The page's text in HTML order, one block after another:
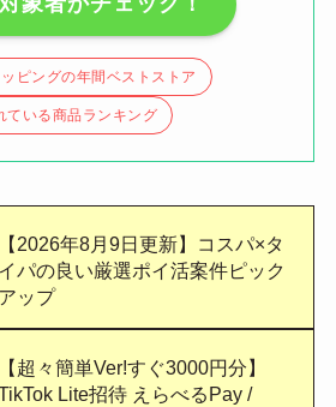
ピングの年間ベストストア
ている商品ランキング
【2026年8月9日更新】コスパ×タ
イパの良い厳選ポイ活案件ピック
アップ
【超々簡単Ver!すぐ3000円分】
Lite招待 えらべるPay /